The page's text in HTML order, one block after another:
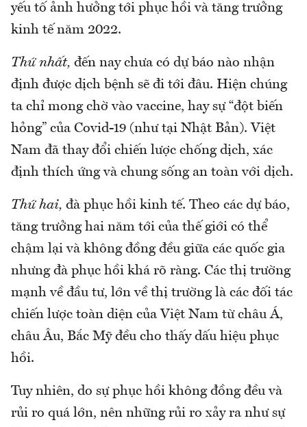
yếu tố ảnh hưởng tới phục hồi và tăng trưởng
kinh tế năm 2022.
Thứ nhất, đến nay chưa có dự báo nào nhận
định được dịch bệnh sẽ đi tới đâu. Hiện chúng
ta chỉ mong chờ vào vaccine, hay sự “đột biến
hỏng” của Covid-19 (như tại Nhật Bản). Việt
Nam đã thay đổi chiến lược chống dịch, xác
định thích ứng và chung sống an toàn với dịch.
Thứ hai, đà phục hồi kinh tế. Theo các dự báo,
tăng trưởng hai năm tới của thế giới có thể
chậm lại và không đồng đều giữa các quốc gia
nhưng đà phục hồi khá rõ ràng. Các thị trường
mạnh về đầu tư, lớn về thị trường là các đối tác
chiến lược toàn diện của Việt Nam từ châu Á,
châu Âu, Bắc Mỹ đều cho thấy dấu hiệu phục
hồi.
Tuy nhiên, do sự phục hồi không đồng đều và
rủi ro quá lớn, nên những rủi ro xảy ra như sự